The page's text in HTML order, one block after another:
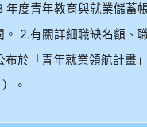
年度青年教育與就業儲蓄
2.有關詳細職缺名額、
於「青年就業領航計畫
）。